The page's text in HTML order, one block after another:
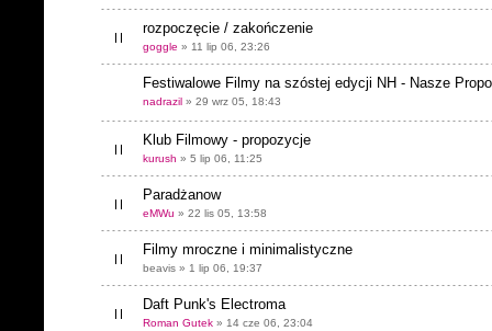
rozpoczęcie / zakończenie
goggle » 11 lip 06, 23:26
Festiwalowe Filmy na szóstej edycji NH - Nasze
nadrazil » 29 wrz 05, 18:43
Klub Filmowy - propozycje
kurush » 5 lip 06, 11:25
Paradżanow
eMWu » 22 lis 05, 13:58
Filmy mroczne i minimalistyczne
beavis » 1 lip 06, 19:37
Daft Punk's Electroma
Roman Gutek » 14 cze 06, 23:04